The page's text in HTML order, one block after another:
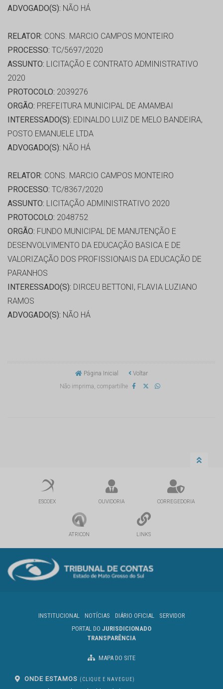
ADVOGADO(S): NÃO HÁ
RELATOR: CONS. MARCIO CAMPOS MONTEIRO
PROCESSO: TC/5697/2020
ASSUNTO: LICITAÇÃO E CONTRATO ADMINISTRATIVO
2020
PROTOCOLO: 2039276
ORGÃO: PREFEITURA MUNICIPAL DE AMAMBAI
INTERESSADO(S): EDINALDO LUIZ DE MELO BANDEIRA,
POSTO EMANUELE LTDA
ADVOGADO(S): NÃO HÁ
RELATOR: CONS. MARCIO CAMPOS MONTEIRO
PROCESSO: TC/8367/2020
ASSUNTO: LICITAÇÃO ADMINISTRATIVO 2020
PROTOCOLO: 2048752
ORGÃO: FUNDO MUNICIPAL DE MANUTENÇÃO E
DESENVOLVIMENTO DA EDUCAÇÃO BASICA E DE
VALORIZAÇÃO DOS PROFISSIONAIS DA EDUCAÇÃO DE
PARANHOS
INTERESSADO(S): DIRCEU BETTONI, FLAVIA LUZIANO
RAMOS
ADVOGADO(S): NÃO HÁ
Página Inicial
Voltar
Não imprima, compartilhe
ESCOEX OUVIDORIA CORREGEDORIA
ATRICON LINKS
INSTITUCIONAL NOTÍCIAS DIÁRIO OFICIAL
SERVIDOR
PORTAL DO JURISDICIONADO
TRANSPARÊNCIA
MAPA DO SITE
ONDE ESTAMOS (CLIQUE E NAVEGUE)